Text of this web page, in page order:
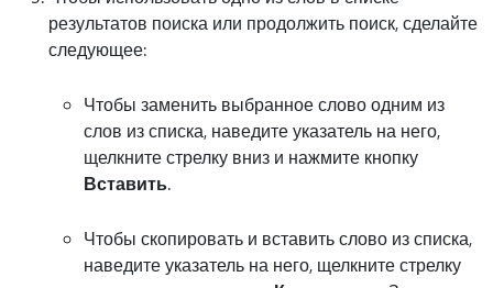
результатов поиска или продолжить поиск, сделайте
следующее:
Чтобы заменить выбранное слово одним из
слов из списка, наведите указатель на него,
щелкните стрелку вниз и нажмите кнопку
Вставить.
Чтобы скопировать и вставить слово из списка,
наведите указатель на него, щелкните стрелку